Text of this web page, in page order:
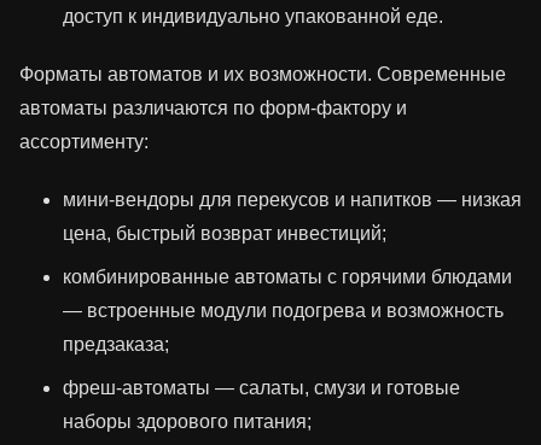
доступ к индивидуально упакованной еде.
Форматы автоматов и их возможности. Современные
автоматы различаются по форм-фактору и
ассортименту:
мини‑вендоры для перекусов и напитков — низкая
цена, быстрый возврат инвестиций;
комбинированные автоматы с горячими блюдами
— встроенные модули подогрева и возможность
предзаказа;
фреш‑автоматы — салаты, смузи и готовые
наборы здорового питания;